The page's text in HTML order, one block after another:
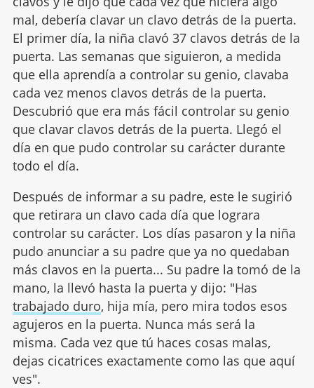
mal, debería clavar un clavo detrás de la puerta.
El primer día, la niña clavó 37 clavos detrás de la
puerta. Las semanas que siguieron, a medida
que ella aprendía a controlar su genio, clavaba
cada vez menos clavos detrás de la puerta.
Descubrió que era más fácil controlar su genio
que clavar clavos detrás de la puerta. Llegó el
día en que pudo controlar su carácter durante
todo el día.
Después de informar a su padre, este le sugirió
que retirara un clavo cada día que lograra
controlar su carácter. Los días pasaron y la niña
pudo anunciar a su padre que ya no quedaban
más clavos en la puerta... Su padre la tomó de la
mano, la llevó hasta la puerta y dijo: "Has
trabajado duro, hija mía, pero mira todos esos
agujeros en la puerta. Nunca más será la
misma. Cada vez que tú haces cosas malas,
dejas cicatrices exactamente como las que aquí
ves".